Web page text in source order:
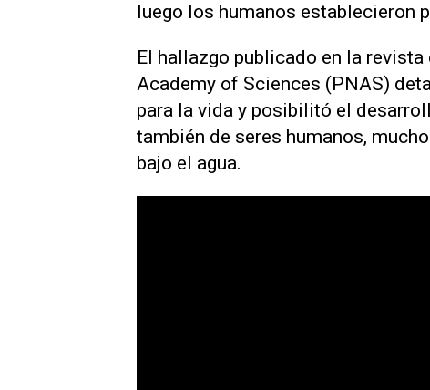
luego los humanos establecieron
El hallazgo publicado en la
Academy of Sciences (PNAS)
para la vida y posibilitó el
también de seres humanos,
bajo el agua.